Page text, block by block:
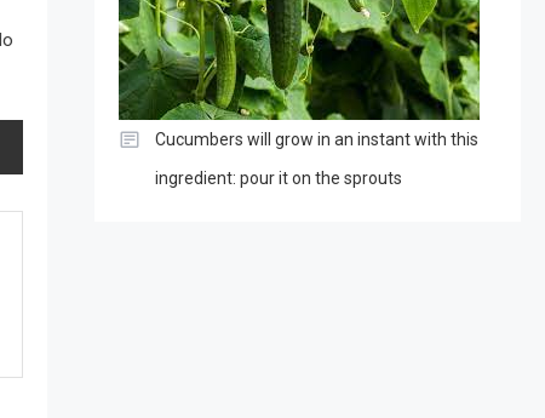
Cucumbers will grow in an instant with this
ingredient: pour it on the sprouts